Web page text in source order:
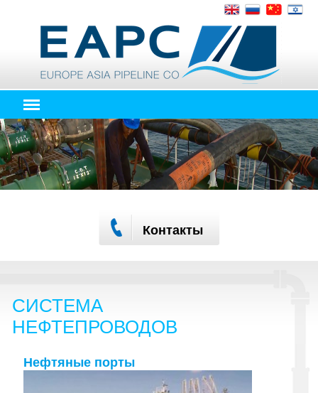
Контакты
СИСТЕМА
НЕФТЕПРОВОДОВ
Нефтяные порты